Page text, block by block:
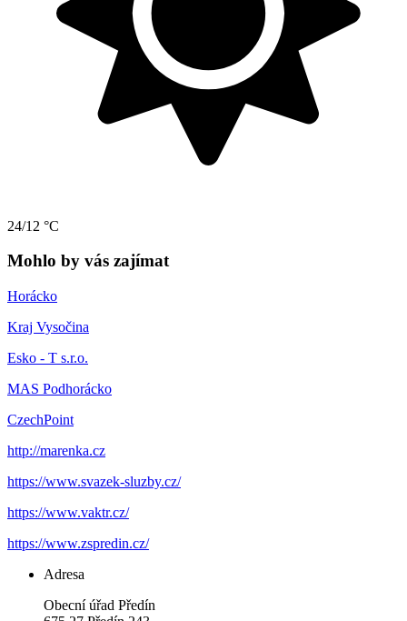
24/12 °C
Mohlo by vás zajímat
Horácko
Kraj Vysočina
Esko - T s.r.o.
MAS Podhorácko
CzechPoint
http://marenka.cz
https://www.svazek-sluzby.cz/
https://www.vaktr.cz/
https://www.zspredin.cz/
Adresa
Obecní úřad Předín